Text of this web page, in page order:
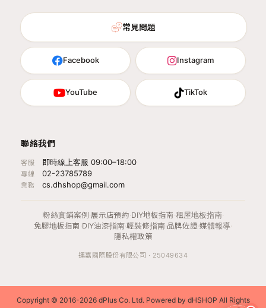
常見問題
Facebook Instagram
YouTube TikTok
聯絡我們
客服 即時線上客服 09:00–18:00
專線 02-23785789
業務 cs.dhshop@gmail.com
粉絲實鋪案例 ·展示店預約·DIY地板指南 ·租屋地板指南·
免膠地板指南 ·DIY油漆指南·輕裝修指南·品牌佐證·媒體報導·
隱私權政策
運嘉國際股份有限公司 · 25049634
Copyright © 2016-2026 dPlus Co. Ltd. Powered by dHSHOP All Rights